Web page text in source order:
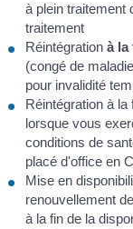
à plein traitement
traitement
Réintégrationà la
(congé de
pour invalidité
Réintégration à
lorsque vous
conditions de
placé d'office en
Mise en
renouvellement
à la fin de la